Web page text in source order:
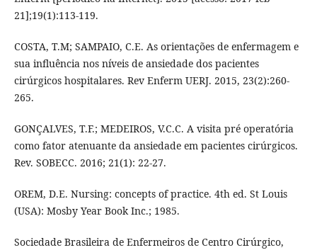
21];19(1):113-119.
COSTA, T.M; SAMPAIO, C.E. As orientações de enfermagem e
sua influência nos níveis de ansiedade dos pacientes
cirúrgicos hospitalares. Rev Enferm UERJ. 2015, 23(2):260-
265.
GONÇALVES, T.F.; MEDEIROS, V.C.C. A visita pré operatória
como fator atenuante da ansiedade em pacientes cirúrgicos.
Rev. SOBECC. 2016; 21(1): 22-27.
OREM, D.E. Nursing: concepts of practice. 4th ed. St Louis
(USA): Mosby Year Book Inc.; 1985.
Sociedade Brasileira de Enfermeiros de Centro Cirúrgico,